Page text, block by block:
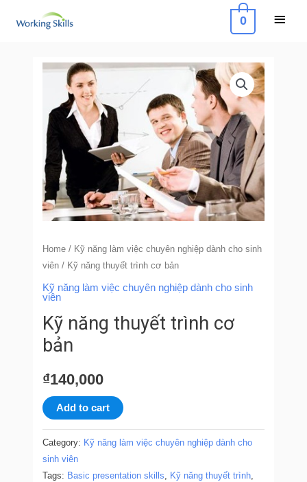
0
Home / Kỹ năng làm việc chuyên nghiệp dành cho sinh
viên / Kỹ năng thuyết trình cơ bản
Kỹ năng làm việc chuyên nghiệp dành cho sinh
viên
Kỹ năng thuyết trình cơ
bản
₫140,000
Kỹ
thuyết
trình
cơ
bản
quantity
Add to cart
Category: Kỹ năng làm việc chuyên nghiệp dành cho
sinh viên
Tags: Basic presentation skills, Kỹ năng thuyết trình,